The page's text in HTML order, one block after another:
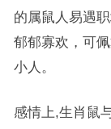
的属鼠人易遇
郁郁寡欢，可
小人。
感情上,生肖鼠